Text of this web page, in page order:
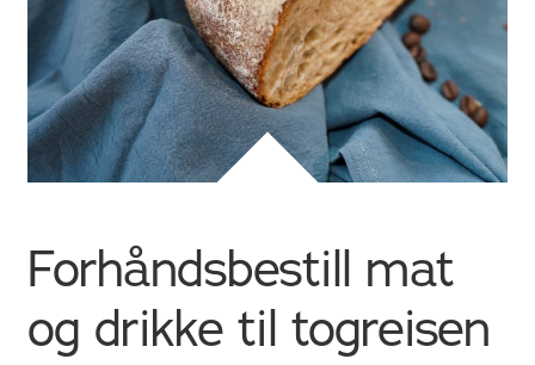
Forhåndsbestill mat
og drikke til togreisen